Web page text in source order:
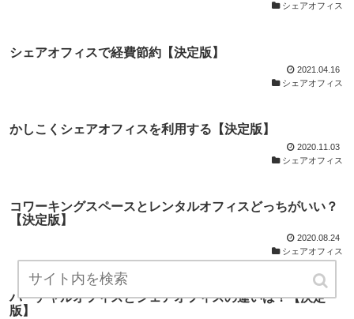
シェアオフィス
シェアオフィスで経費節約【決定版】
2021.04.16
シェアオフィス
かしこくシェアオフィスを利用する【決定版】
2020.11.03
シェアオフィス
コワーキングスペースとレンタルオフィスどっちがいい？
【決定版】
2020.08.24
シェアオフィス
バーチャルオフィスとシェアオフィスの違いは？【決定
版】